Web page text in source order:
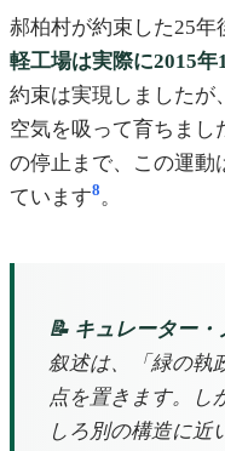
郝柏村が約束した25年
軽工場は実際に2015
約束は実現しましたが
空気を吸って育ちまし
の停止まで、この運動
ています8。
📝 キュレーター・
叙述は、「緑の執
点を置きます。し
しろ別の構造に近